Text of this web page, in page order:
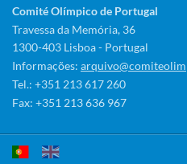
Comité Olímpico de Portugal
Travessa da Memória, 36
1300-403 Lisboa - Portugal
Informações:
Tel.: +351 213 617 260
Fax: +351 213 636 967